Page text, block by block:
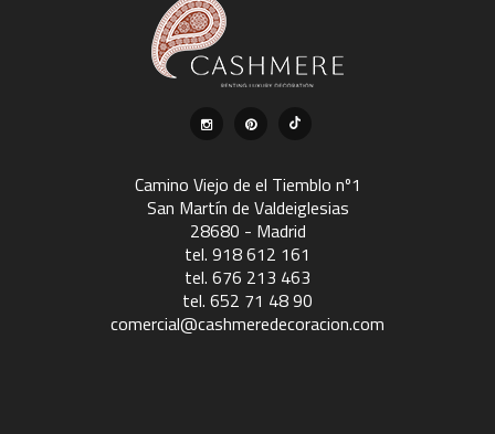
Camino Viejo de el Tiemblo nº1
San Martín de Valdeiglesias
28680 - Madrid
tel. 918 612 161
tel. 676 213 463
tel. 652 71 48 90
comercial@cashmeredecoracion.com